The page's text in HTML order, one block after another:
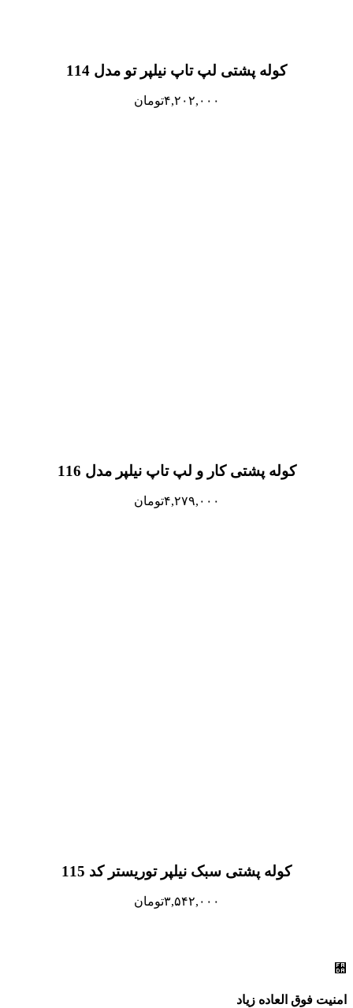
کوله پشتی لپ تاپ نیلپر تو مدل 114
۴,۲۰۲,۰۰۰تومان
کوله پشتی کار و لپ تاپ نیلپر مدل 116
۴,۲۷۹,۰۰۰تومان
کوله پشتی سبک نیلپر توریستر کد 115
۳,۵۴۲,۰۰۰تومان
امنیت فوق العاده زیاد